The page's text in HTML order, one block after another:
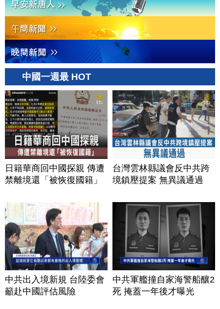
中國一週最 HOT
日籍華商回中國探親 傳遭
禁離境還「被恢復國籍」
台灣雲林縣議會反中共跨
境鎮壓提案 無異議通過
中共出入境新規 台陸委會
籲赴中國評估風險
中共軍艦撞自家海警船釀2
死 掩蓋一年後才曝光